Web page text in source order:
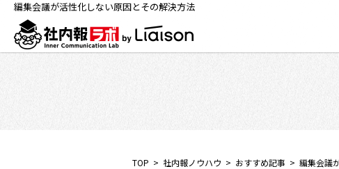
編集会議が活性化しない原因とその解決方法
TOP 社内報ノウハウ おすすめ記事 編集会議